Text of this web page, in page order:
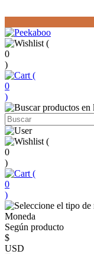
(
0
)
(
0
)
(
0
)
(
0
)
Moneda
Según producto
$
USD